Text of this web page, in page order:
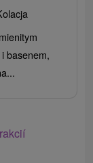
basenem,